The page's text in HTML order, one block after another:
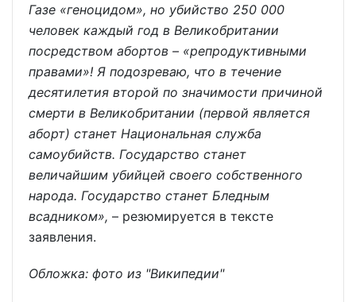
Газе «геноцидом», но убийство 250 000
человек каждый год в Великобритании
посредством абортов – «репродуктивными
правами»! Я подозреваю, что в течение
десятилетия второй по значимости причиной
смерти в Великобритании (первой является
аборт) станет Национальная служба
самоубийств. Государство станет
величайшим убийцей своего собственного
народа. Государство станет Бледным
всадником», – резюмируется в тексте
заявления.
Обложка: фото из "Википедии"